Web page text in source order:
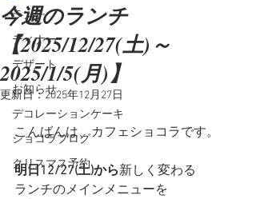
ランチ
ディナー
デザート
お知らせ
デコレーションケーキ
ショコラブログ
クリスマス予約
今週のランチ
【2025/12/27(土)～
2025/1/5(月)】
更新日：2025年12月27日
こんばんは、カフェショコラです。
明日12/27(土)から新しく変わる
ランチのメインメニューを